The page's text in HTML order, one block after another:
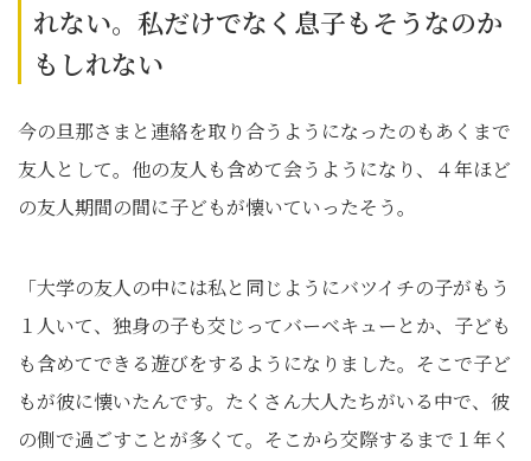
れない。私だけでなく息子もそうなのか
もしれない
今の旦那さまと連絡を取り合うようになったのもあくまで
友人として。他の友人も含めて会うようになり、４年ほど
の友人期間の間に子どもが懐いていったそう。
「大学の友人の中には私と同じようにバツイチの子がもう
１人いて、独身の子も交じってバーベキューとか、子ども
も含めてできる遊びをするようになりました。そこで子ど
もが彼に懐いたんです。たくさん大人たちがいる中で、彼
の側で過ごすことが多くて。そこから交際するまで１年く